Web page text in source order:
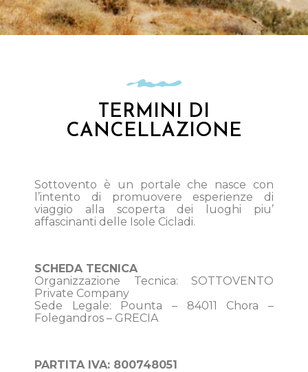
TERMINI DI
CANCELLAZIONE
Sottovento è un portale che nasce con
l’intento di promuovere esperienze di
viaggio alla scoperta dei luoghi piu’
affascinanti delle Isole Cicladi.
SCHEDA TECNICA
Organizzazione Tecnica: SOTTOVENTO
Private Company
Sede Legale: Pounta – 84011 Chora –
Folegandros – GRECIA
PARTITA IVA: 800748051